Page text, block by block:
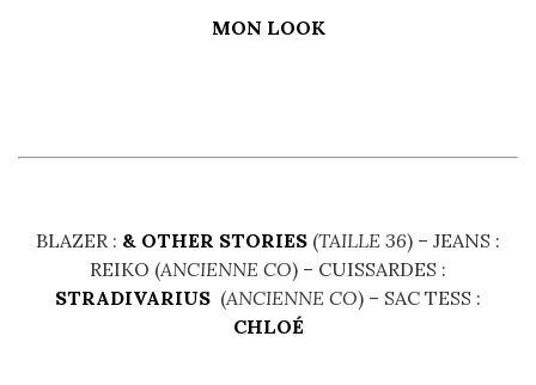
MON LOOK
BLAZER : & OTHER STORIES (TAILLE 36) – JEANS :
REIKO (ANCIENNE CO) – CUISSARDES :
STRADIVARIUS (ANCIENNE CO) – SAC TESS :
CHLOÉ